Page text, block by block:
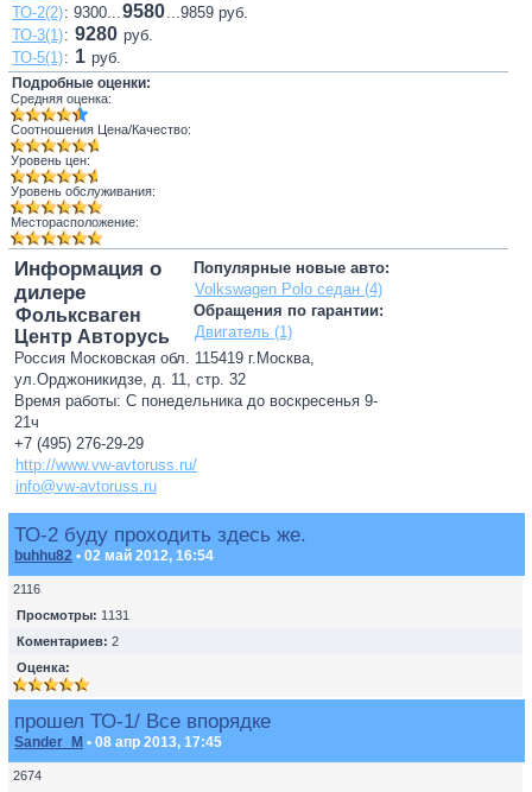
ТО-2(2): 9300...9580...9859 руб.
ТО-3(1): 9280 руб.
ТО-5(1): 1 руб.
Подробные оценки:
Средняя оценка:
Соотношения Цена/Качество:
Уровень цен:
Уровень обслуживания:
Месторасположение:
Популярные новые авто:
Volkswagen Polo седан (4)
Обращения по гарантии:
Двигатель (1)
Информация о
дилере
Фольксваген
Центр Авторусь
Россия Московская обл. 115419 г.Москва,
ул.Орджоникидзе, д. 11, стр. 32
Время работы: С понедельника до воскресенья 9-
21ч
+7 (495) 276-29-29
http://www.vw-avtoruss.ru/
info@vw-avtoruss.ru
ТО-2 буду проходить здесь же.
buhhu82 • 02 май 2012, 16:54
2116
Просмотры: 1131
Коментариев: 2
Оценка:
прошел ТО-1/ Все впорядке
Sander_M • 08 апр 2013, 17:45
2674